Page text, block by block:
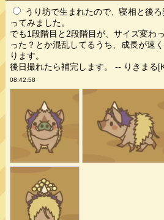
うり坊で生まれたので、寝相と後
ってみました。
でも1段階目と2段階目が、サイズ変わ
った？とか混乱してるうち、成長が速
ります。
後日撮れたら補完します。 -- りきまる
08:42:58